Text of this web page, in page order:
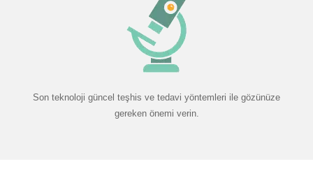
Son teknoloji güncel teşhis ve tedavi yöntemleri ile gözünüze
gereken önemi verin.